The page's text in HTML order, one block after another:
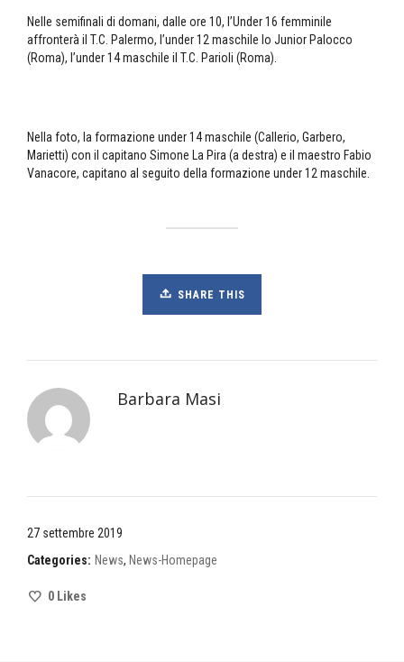
Nelle semifinali di domani, dalle ore 10, l’Under 16 femminile
affronterà il T.C. Palermo, l’under 12 maschile lo Junior Palocco
(Roma), l’under 14 maschile il T.C. Parioli (Roma).
Nella foto, la formazione under 14 maschile (Callerio, Garbero,
Marietti) con il capitano Simone La Pira (a destra) e il maestro Fabio
Vanacore, capitano al seguito della formazione under 12 maschile.
SHARE THIS
Barbara Masi
27 settembre 2019
Categories: News, News-Homepage
0 Likes